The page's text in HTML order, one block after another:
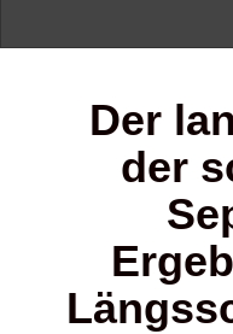
Der
der